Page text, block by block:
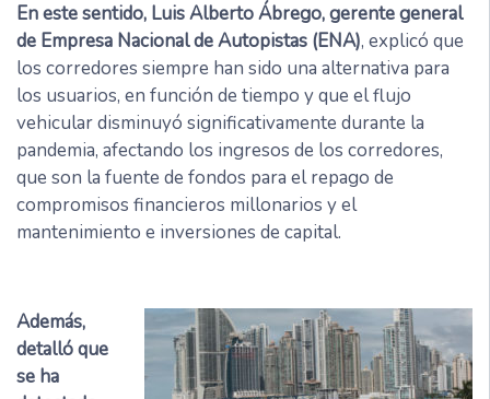
En este sentido, Luis Alberto Ábrego, gerente general
de Empresa Nacional de Autopistas (ENA), explicó que
los corredores siempre han sido una alternativa para
los usuarios, en función de tiempo y que el flujo
vehicular disminuyó significativamente durante la
pandemia, afectando los ingresos de los corredores,
que son la fuente de fondos para el repago de
compromisos financieros millonarios y el
mantenimiento e inversiones de capital.
Además,
detalló que
se ha